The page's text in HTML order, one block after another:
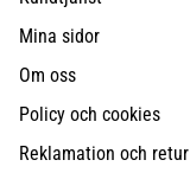
Mina sidor
Om oss
Policy och cookies
Reklamation och retur